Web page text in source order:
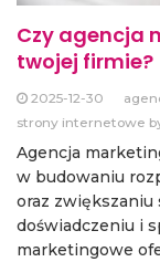
Czy agencja
twojej firmie?
2025-12-30
strony internetowe
Agencja
w budowaniu
oraz
doświadczeniu i
marketingowe